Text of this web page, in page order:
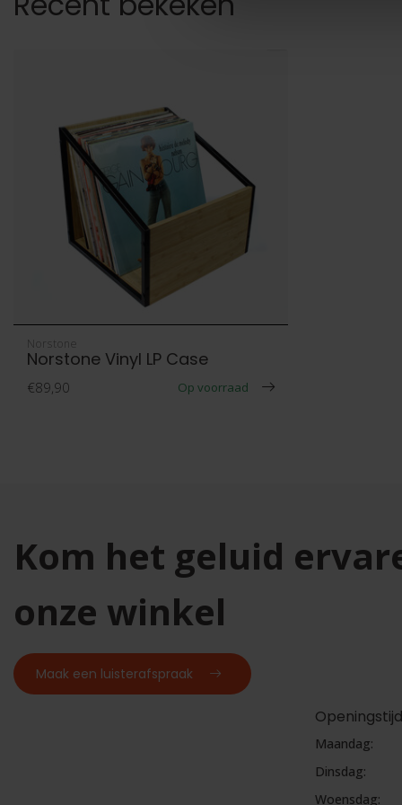
Norstone
Norstone Vinyl LP Case
€89,90 Op voorraad
Kom het geluid
onze winkel
Maak een luisterafspraak
Maandag:
Dinsdag:
Woensdag: